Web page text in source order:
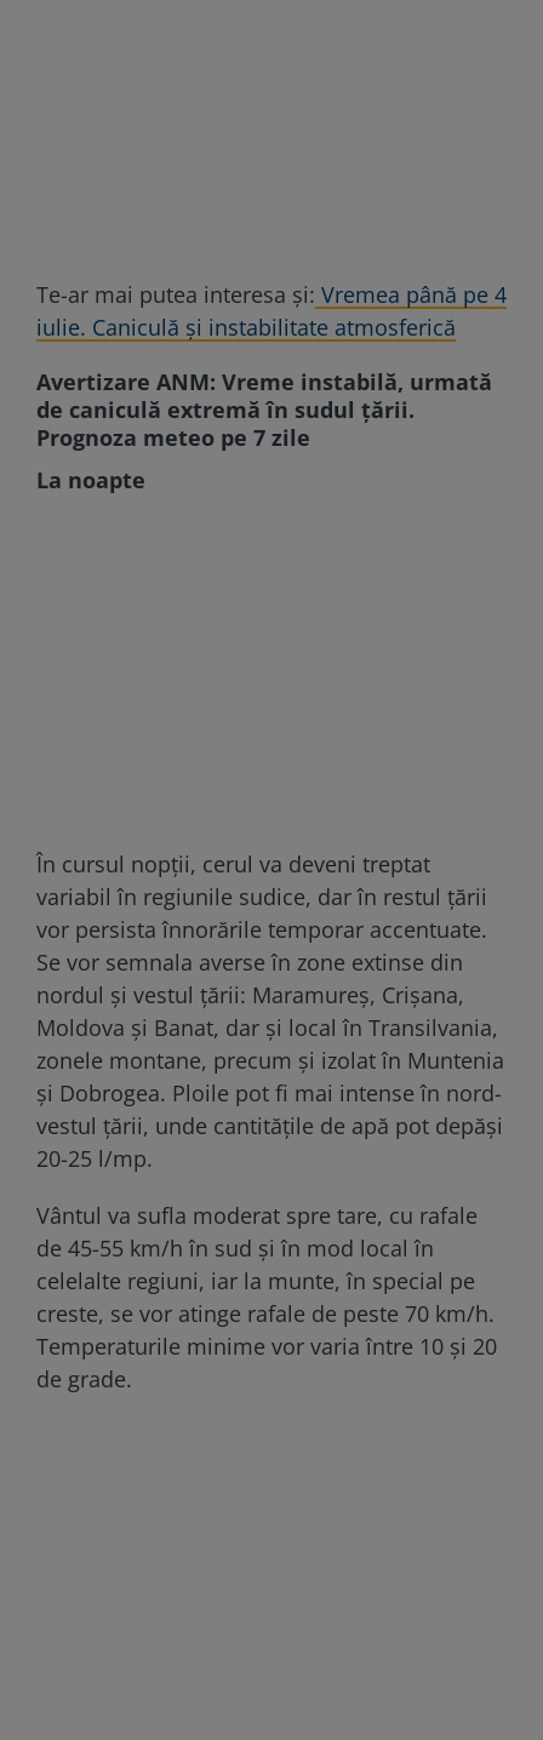
Te-ar mai putea interesa și: Vremea până pe 4
iulie. Caniculă și instabilitate atmosferică
Avertizare ANM: Vreme instabilă, urmată
de caniculă extremă în sudul țării.
Prognoza meteo pe 7 zile
La noapte
În cursul nopții, cerul va deveni treptat
variabil în regiunile sudice, dar în restul țării
vor persista înnorările temporar accentuate.
Se vor semnala averse în zone extinse din
nordul și vestul țării: Maramureș, Crișana,
Moldova și Banat, dar și local în Transilvania,
zonele montane, precum și izolat în Muntenia
și Dobrogea. Ploile pot fi mai intense în nord-
vestul țării, unde cantitățile de apă pot depăși
20-25 l/mp.
Vântul va sufla moderat spre tare, cu rafale
de 45-55 km/h în sud și în mod local în
celelalte regiuni, iar la munte, în special pe
creste, se vor atinge rafale de peste 70 km/h.
Temperaturile minime vor varia între 10 și 20
de grade.